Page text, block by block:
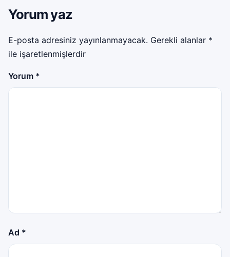
Yorum yaz
E-posta adresiniz yayınlanmayacak. Gerekli alanlar *
ile işaretlenmişlerdir
Yorum *
Ad *